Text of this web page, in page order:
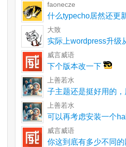
faonecze
什么typecho居然还更
了一直以为就
大致
实际上wordpress升级
件。不再使用
威言威语
下个版本改一下
上善若水
子主题还是挺好用的
去了
上善若水
可以再考虑安装一个
威言威语
你这到底有多少不同